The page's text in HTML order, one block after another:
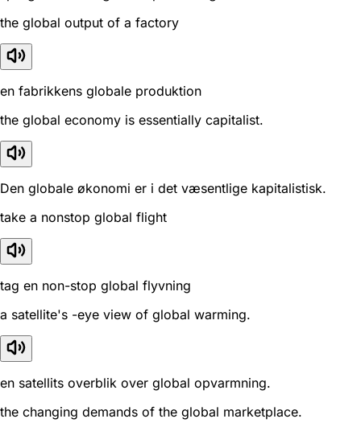
the global output of a factory
en fabrikkens globale produktion
the global economy is essentially capitalist.
Den globale økonomi er i det væsentlige kapitalistisk.
take a nonstop global flight
tag en non-stop global flyvning
a satellite's -eye view of global warming.
en satellits overblik over global opvarmning.
the changing demands of the global marketplace.